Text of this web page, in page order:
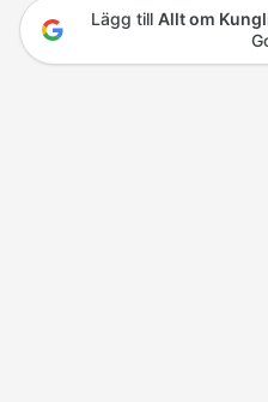
Lägg till Allt om